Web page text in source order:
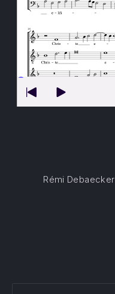
Rémi Debaecker